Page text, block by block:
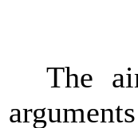
The